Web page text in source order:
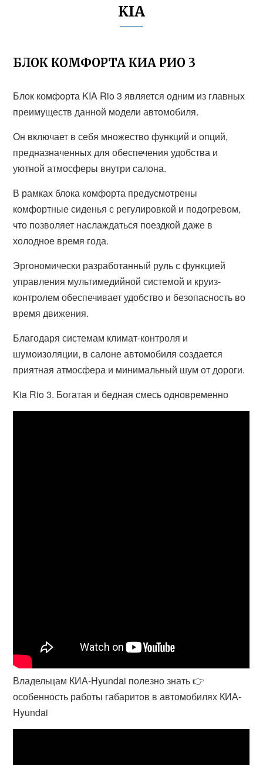
KIA
БЛОК КОМФОРТА КИА РИО 3
Блок комфорта KIA Rio 3 является одним из главных
преимуществ данной модели автомобиля.
Он включает в себя множество функций и опций,
предназначенных для обеспечения удобства и
уютной атмосферы внутри салона.
В рамках блока комфорта предусмотрены
комфортные сиденья с регулировкой и подогревом,
что позволяет наслаждаться поездкой даже в
холодное время года.
Эргономически разработанный руль с функцией
управления мультимедийной системой и круиз-
контролем обеспечивает удобство и безопасность во
время движения.
Благодаря системам климат-контроля и
шумоизоляции, в салоне автомобиля создается
приятная атмосфера и минимальный шум от дороги.
Kia Rio 3. Богатая и бедная смесь одновременно
Владельцам КИА-Hyundai полезно знать 👉
особенность работы габаритов в автомобилях КИА-
Hyundai